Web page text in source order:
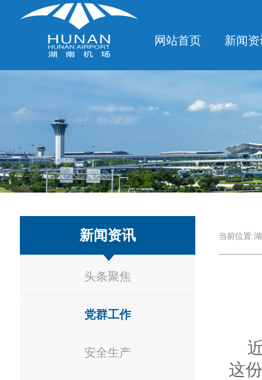
网站首页 新闻
新闻资讯
头条聚焦
党群工作
安全生产
当前位置:
这